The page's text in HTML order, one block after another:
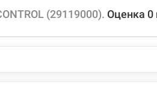
изделия, а также комплектация
(29119000). Оценка 0